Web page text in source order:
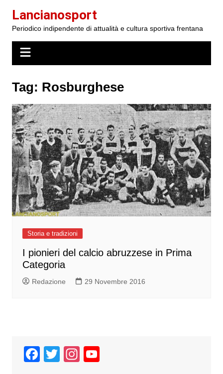
contenuto
Lancianosport
Periodico indipendente di attualità e cultura sportiva frentana
Tag: Rosburghese
Storia e tradizioni
I pionieri del calcio abruzzese in Prima
Categoria
Redazione 29 Novembre 2016
F
T
In